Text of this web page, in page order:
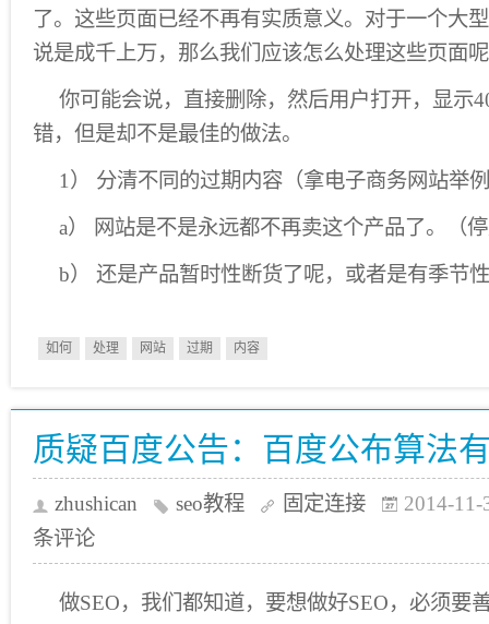
了。这些页面已经不再有实质意义。对于一个大
说是成千上万，那么我们应该怎么处理这些页面
你可能会说，直接删除，然后用户打开，显示
错，但是却不是最佳的做法。
1） 分清不同的过期内容（拿电子商务网站举
a） 网站是不是永远都不再卖这个产品了。（
b） 还是产品暂时性断货了呢，或者是有季节
如何 处理 网站 过期 内容
质疑百度公告：百度公布算法
zhushican seo教程 固定连接
2014-11-
条评论
做SEO，我们都知道，要想做好SEO，必须要